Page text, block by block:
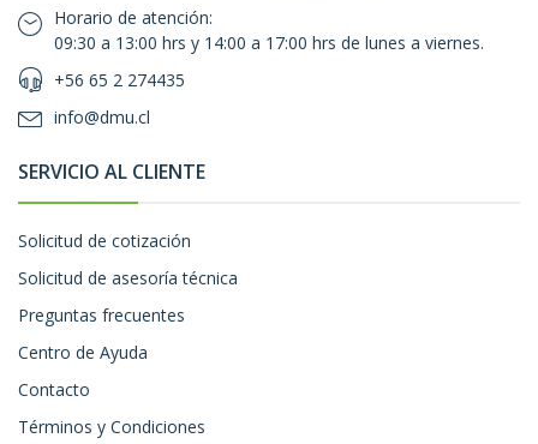
Horario de atención:
09:30 a 13:00 hrs y 14:00 a 17:00 hrs de lunes a viernes.
+56 65 2 274435
info@dmu.cl
SERVICIO AL CLIENTE
Solicitud de cotización
Solicitud de asesoría técnica
Preguntas frecuentes
Centro de Ayuda
Contacto
Términos y Condiciones